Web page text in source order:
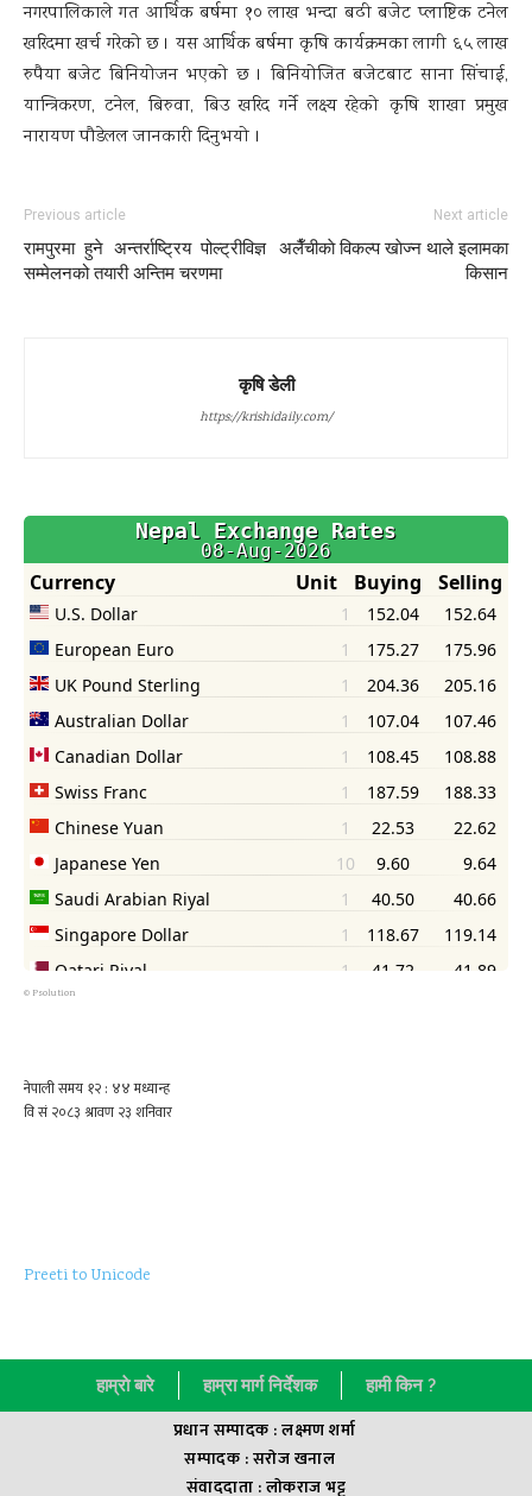
नगरपालिकाले गत आर्थिक बर्षमा १० लाख भन्दा बढी बजेट प्लाष्टिक टनेल
खरिदमा खर्च गरेको छ । यस आर्थिक बर्षमा कृषि कार्यक्रमका लागी ६५ लाख
रुपैया बजेट बिनियोजन भएको छ । बिनियोजित बजेटबाट साना सिंचाई,
यान्त्रिकरण, टनेल, बिरुवा, बिउ खरिद गर्ने लक्ष्य रहेको कृषि शाखा प्रमुख
नारायण पौडेलल जानकारी दिनुभयो ।
Previous article
रामपुरमा हुने अन्तर्राष्ट्रिय पोल्ट्रीविज्ञ
सम्मेलनको तयारी अन्तिम चरणमा
Next article
अलैँचीकाे विकल्प खाेज्न थाले इलामका
किसान
कृषि डेली
https://krishidaily.com/
© Psolution
Preeti to Unicode
हाम्राे बारे हाम्रा मार्ग निर्देशक हामी किन ?
प्रधान सम्पादक : लक्ष्मण शर्मा
सम्पादक : सराेज खनाल
संवाददाता : लाेकराज भट्ट